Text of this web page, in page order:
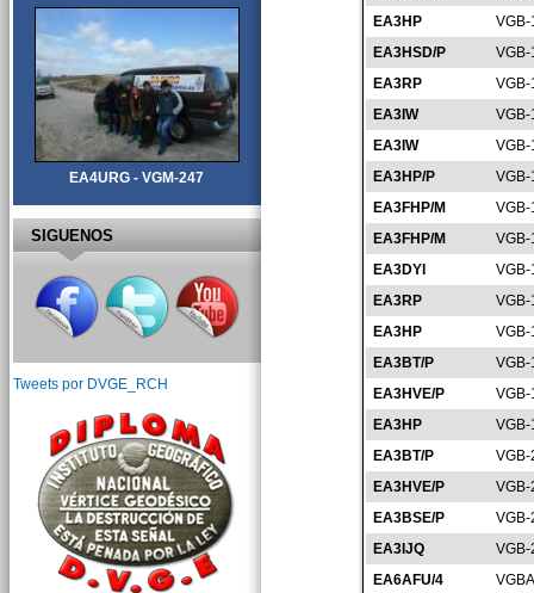
EA3HP
EA3HSD/P
EA3RP
EA3IW
EA3IW
EA3HP/P
EA3FHP/M
EA3FHP/M
EA3DYI
EA3RP
EA3HP
EA3BT/P
EA3HVE/P
EA3HP
EA3BT/P
EA3HVE/P
EA3BSE/P
EA3IJQ
EA6AFU/4
EA4URG - VGM-247
SIGUENOS
Tweets por DVGE_RCH